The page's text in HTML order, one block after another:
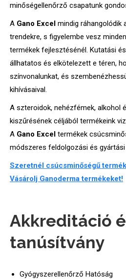
minőségellenőrző csapatunk
A Gano Excel mindig ráhangolódik
trendekre, s figyelembe vesz
termékek fejlesztésénél. Kutatási
állhatatos és elkötelezett e téren,
színvonalunkat, és
kihívásaival.
A szteroidok, nehézfémek, alkohol
kiszűrésének céljából termékeink
A Gano Excel termékek
módszeres feldolgozási és gyártási
Szeretnél csúcsminőségű
Vásárolj Ganoderma termékeket!
Akkreditáció
tanúsítvány
Gyógyszerellenőrző Hatóság